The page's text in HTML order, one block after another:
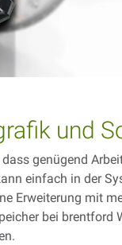
und
genügend
einfach in der
Erweiterung mit
bei brentford